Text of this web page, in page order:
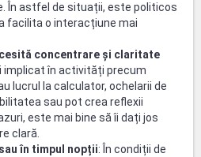
În astfel de situații, este politicos
facilita o interacțiune mai
concentrare și claritate
implicat în activități precum
lucrul la calculator, ochelarii de
sau pot crea reflexii
este mai bine să îi dați jos
clară.
în timpul nopții: În condiții de